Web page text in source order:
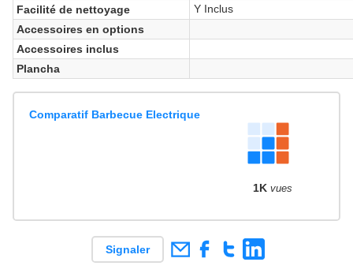
Facilité de nettoyage
Y Inclus
Accessoires en options
Accessoires inclus
Plancha
Comparatif Barbecue Electrique
1K vues
Signaler